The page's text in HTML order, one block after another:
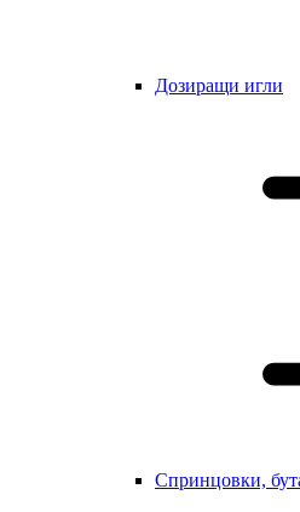
Дозиращи игли
Cпринцовки,